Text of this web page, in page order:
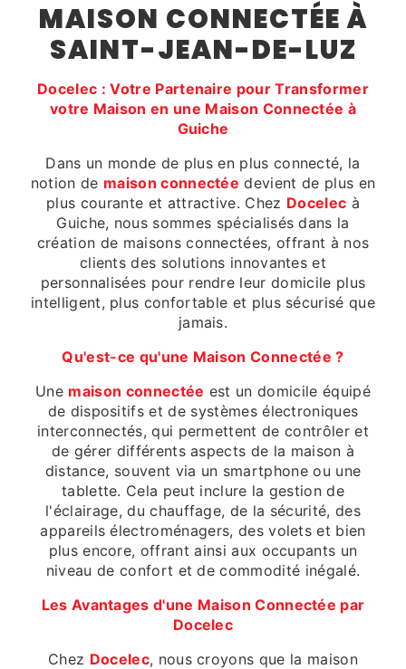
MAISON CONNECTÉE À
SAINT-JEAN-DE-LUZ
Docelec : Votre Partenaire pour Transformer
votre Maison en une Maison Connectée à
Guiche
Dans un monde de plus en plus connecté, la
notion de maison connectée devient de plus en
plus courante et attractive. Chez Docelec à
Guiche, nous sommes spécialisés dans la
création de maisons connectées, offrant à nos
clients des solutions innovantes et
personnalisées pour rendre leur domicile plus
intelligent, plus confortable et plus sécurisé que
jamais.
Qu'est-ce qu'une Maison Connectée ?
Une maison connectée est un domicile équipé
de dispositifs et de systèmes électroniques
interconnectés, qui permettent de contrôler et
de gérer différents aspects de la maison à
distance, souvent via un smartphone ou une
tablette. Cela peut inclure la gestion de
l'éclairage, du chauffage, de la sécurité, des
appareils électroménagers, des volets et bien
plus encore, offrant ainsi aux occupants un
niveau de confort et de commodité inégalé.
Les Avantages d'une Maison Connectée par
Docelec
Chez Docelec, nous croyons que la maison